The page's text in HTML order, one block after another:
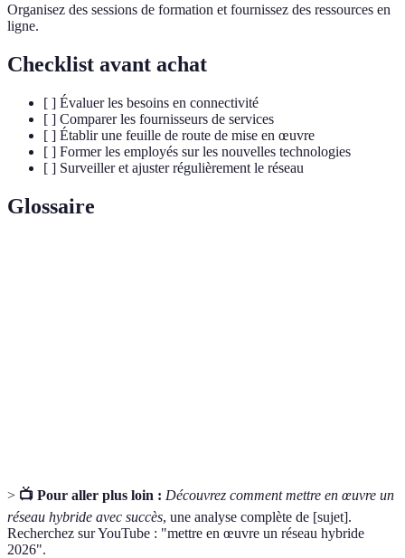
Organisez des sessions de formation et fournissez des ressources en
ligne.
Checklist avant achat
[ ] Évaluer les besoins en connectivité
[ ] Comparer les fournisseurs de services
[ ] Établir une feuille de route de mise en œuvre
[ ] Former les employés sur les nouvelles technologies
[ ] Surveiller et ajuster régulièrement le réseau
Glossaire
> 📺 Pour aller plus loin : Découvrez comment mettre en œuvre un
réseau hybride avec succès, une analyse complète de [sujet].
Recherchez sur YouTube : "mettre en œuvre un réseau hybride
2026".